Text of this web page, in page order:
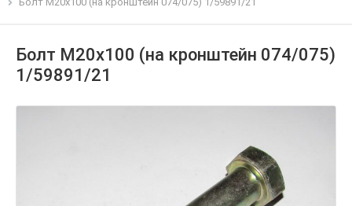
Болт М20х100 (на кронштейн 074/075)
1/59891/21